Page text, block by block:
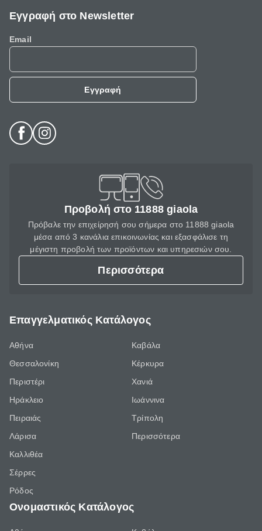
Εγγραφή στο Newsletter
Email
Εγγραφή
Προβολή στο 11888 giaola
Πρόβαλε την επιχείρησή σου σήμερα στο 11888 giaola
μέσα από 3 κανάλια επικοινωνίας και εξασφάλισε τη
μέγιστη προβολή των προϊόντων και υπηρεσιών σου.
Περισσότερα
Επαγγελματικός Κατάλογος
Αθήνα
Θεσσαλονίκη
Περιστέρι
Ηράκλειο
Πειραιάς
Λάρισα
Καλλιθέα
Σέρρες
Ρόδος
Καβάλα
Κέρκυρα
Χανιά
Ιωάννινα
Τρίπολη
Περισσότερα
Ονομαστικός Κατάλογος